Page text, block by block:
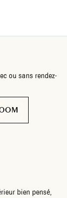
ou sans rendez-
bien pensé,